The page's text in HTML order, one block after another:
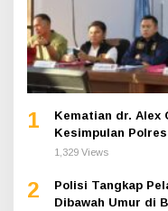
1
Kematian dr. Alex
Kesimpulan
1,329 Views
2
Polisi Tangkap
Dibawah Umur di